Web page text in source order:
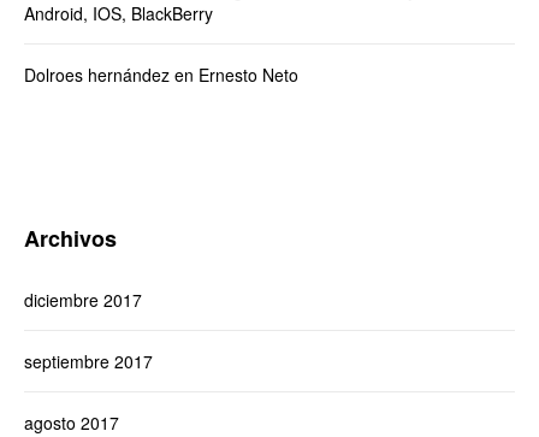
Android, IOS, BlackBerry
Dolroes hernández en Ernesto Neto
Archivos
diciembre 2017
septiembre 2017
agosto 2017